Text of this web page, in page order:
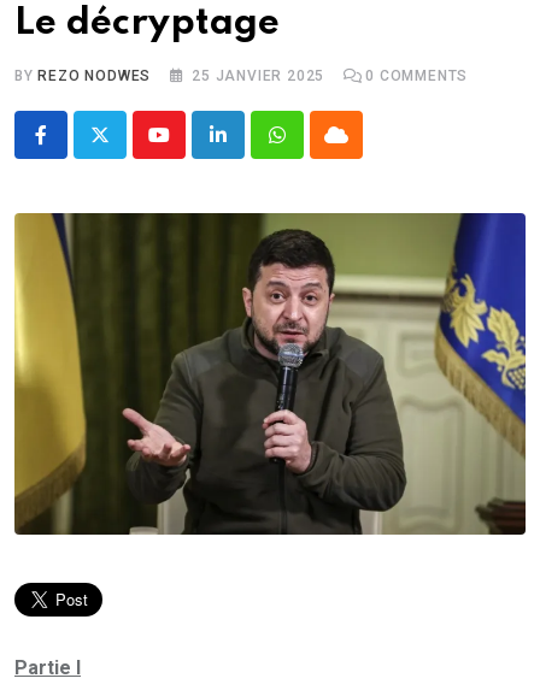
Le décryptage
BY REZO NODWES 25 JANVIER 2025 0 COMMENTS
YoutubeLinkedInWhatsappCloud
Partie I